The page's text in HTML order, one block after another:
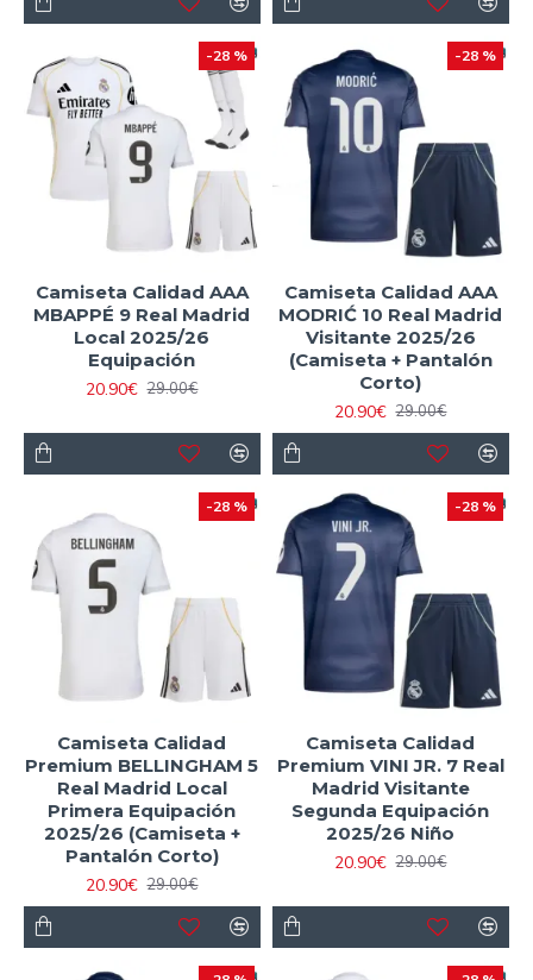
-28 %
Camiseta Calidad AAA
MBAPPÉ 9 Real Madrid
Local 2025/26
Equipación
20.90€ 29.00€
-28 %
Camiseta Calidad AAA
MODRIĆ 10 Real Madrid
Visitante 2025/26
(Camiseta + Pantalón
Corto)
20.90€ 29.00€
-28 %
Camiseta Calidad
Premium BELLINGHAM 5
Real Madrid Local
Primera Equipación
2025/26 (Camiseta +
Pantalón Corto)
20.90€ 29.00€
-28 %
Camiseta Calidad
Premium VINI JR. 7 Real
Madrid Visitante
Segunda Equipación
2025/26 Niño
20.90€ 29.00€